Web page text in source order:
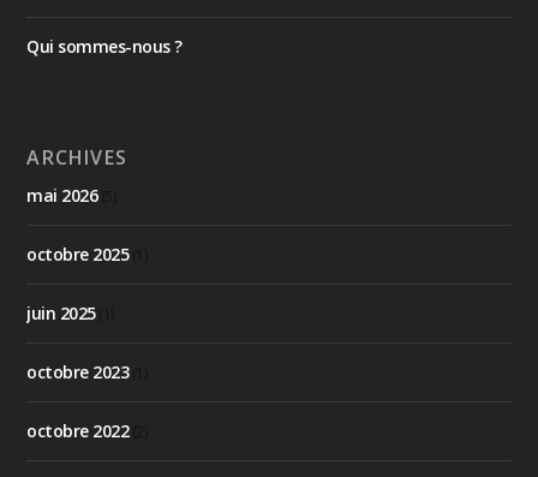
Qui sommes-nous ?
ARCHIVES
mai 2026(5)
octobre 2025(1)
juin 2025(1)
octobre 2023(1)
octobre 2022(2)